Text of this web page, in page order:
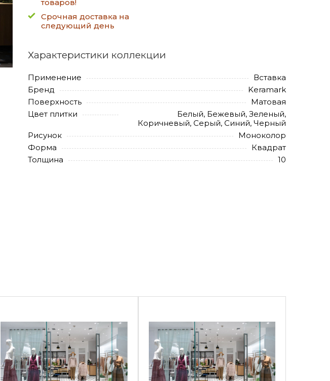
товаров!
Срочная доставка на
следующий день
Характеристики коллекции
Применение
Вставка
Бренд
Keramark
Поверхность
Матовая
Цвет плитки
Белый, Бежевый, Зеленый,
Коричневый, Серый, Синий, Черный
Рисунок
Моноколор
Форма
Квадрат
Толщина
10